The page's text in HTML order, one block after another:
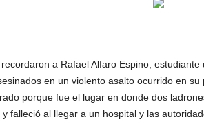
a Rafael Alfaro Espino,
en un violento asalto ocurrido en
porque fue el lugar en donde dos
falleció al llegar a un hospital y las